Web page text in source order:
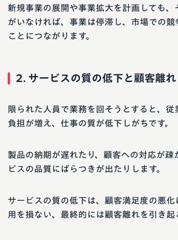
新規事業の展開や事業拡大を計画しても、
がいなければ、事業は停滞し、市場での競
ことにつながります。
2. サービスの質の低下と顧客離れ
限られた人員で業務を回そうとすると、従
負担が増え、仕事の質が低下しがちです。
製品の納期が遅れたり、顧客への対応が疎
ビスの品質にばらつきが出たりします。
サービスの質の低下は、顧客満足度の悪
用を損ない、最終的には顧客離れを引き起